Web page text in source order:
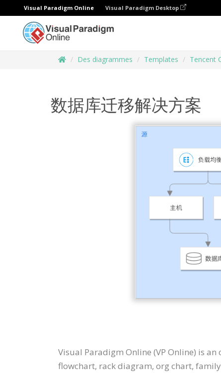
Visual Paradigm Online Visual Paradigm Desktop
Des diagrammes Templates Tencent
数据库迁移解决方案
Visual Paradigm Online (VP Online) is
flowchart, rack diagram, org chart, family